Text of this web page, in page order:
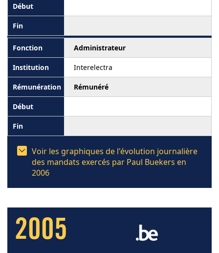
Administrateur
Interelectra
Rémunéré
Voir les graphiques de l'évolution journalière
des mandats exercés par Paul Buekers en
2006
2005